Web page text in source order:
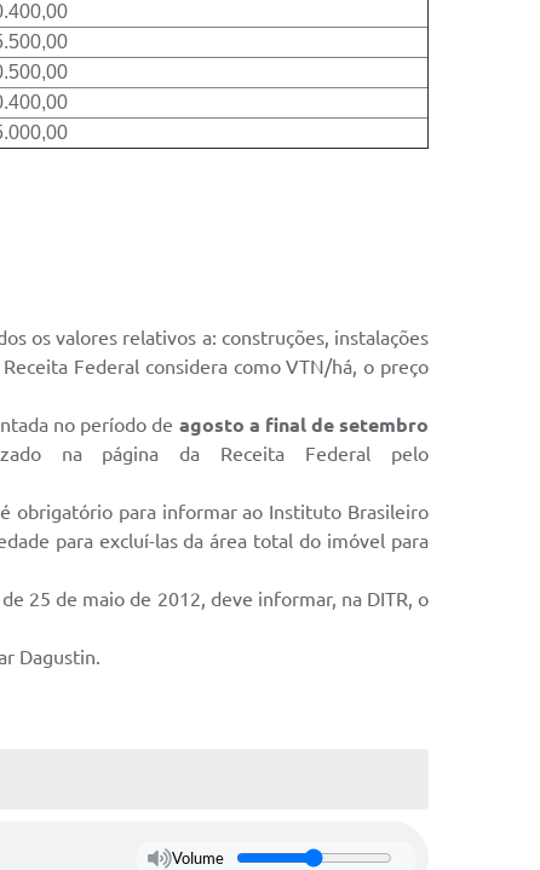
os valores relativos a: construções, instalações
Federal considera como VTN/há, o preço
no período de agosto a final de setembro
na página da Receita Federal pelo
obrigatório para informar ao Instituto Brasileiro
para excluí-las da área total do imóvel para
25 de maio de 2012, deve informar, na DITR, o
Dagustin.
Volume